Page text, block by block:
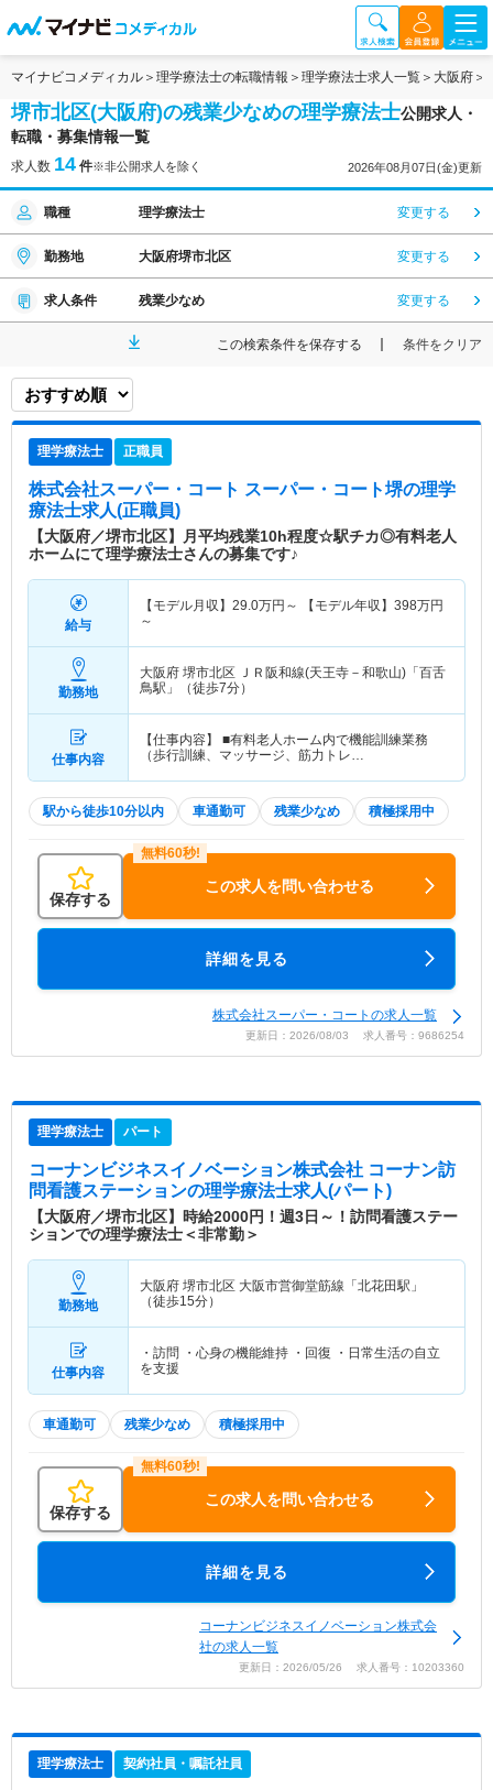
マイナビコメディカル 理学療法士の転職情報 理学療法士求人一覧 大阪府
堺市北区(大阪府)の残業少なめの理学療法士公開求人・
転職・募集情報一覧
求人数 14 件※非公開求人を除く 2026年08月07日(金)更新
職種 理学療法士 変更する
勤務地 大阪府堺市北区 変更する
求人条件 残業少なめ 変更する
この検索条件を保存する 条件をクリア
理学療法士 正職員
株式会社スーパー・コート スーパー・コート堺の理学
療法士求人(正職員)
【大阪府／堺市北区】月平均残業10h程度☆駅チカ◎有料老人
ホームにて理学療法士さんの募集です♪
給与
【モデル月収】 29.0万円～ 【モデル年収】 398万円
～
勤務地
大阪府 堺市北区 ＪＲ阪和線(天王寺－和歌山)「百舌
鳥駅」（徒歩7分）
仕事内容
【仕事内容】 ■有料老人ホーム内で機能訓練業務
（歩行訓練、マッサージ、筋力トレ…
駅から徒歩10分以内 車通勤可 残業少なめ 積極採用中
保存する
この求人を問い合わせる
詳細を見る
株式会社スーパー・コートの求人一覧
更新日：2026/08/03 求人番号：9686254
理学療法士 パート
コーナンビジネスイノベーション株式会社 コーナン訪
問看護ステーションの理学療法士求人(パート)
【大阪府／堺市北区】時給2000円！週3日～！訪問看護ステー
ションでの理学療法士＜非常勤＞
勤務地
大阪府 堺市北区 大阪市営御堂筋線「北花田駅」
（徒歩15分）
仕事内容
・訪問 ・心身の機能維持 ・回復 ・日常生活の自立
を支援
車通勤可 残業少なめ 積極採用中
保存する
この求人を問い合わせる
詳細を見る
コーナンビジネスイノベーション株式会
社の求人一覧
更新日：2026/05/26 求人番号：10203360
理学療法士 契約社員・嘱託社員